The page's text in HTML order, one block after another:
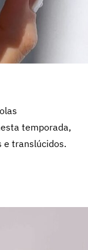
temporada,
e translúcidos.